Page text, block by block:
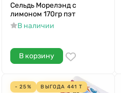
Сельдь Морелэнд с
лимоном 170гр пэт
В наличии
В корзину
- 25% ВЫГОДА 441 Т